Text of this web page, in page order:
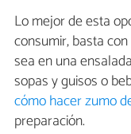
Lo mejor de esta
consumir, basta
sea en una
sopas y guisos o
cómo hacer zumo
preparación.